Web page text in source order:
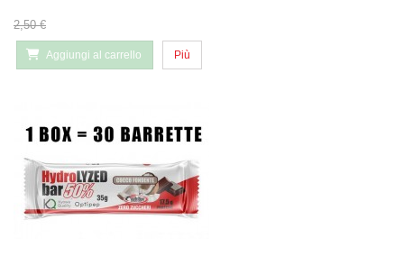
2,50 €
Aggiungi al carrello Più